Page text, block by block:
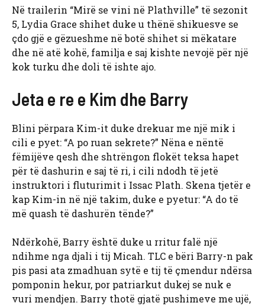
Në trailerin “Mirë se vini në Plathville” të sezonit
5, Lydia Grace shihet duke u thënë shikuesve se
çdo gjë e gëzueshme në botë shihet si mëkatare
dhe në atë kohë, familja e saj kishte nevojë për një
kok turku dhe doli të ishte ajo.
Jeta e re e Kim dhe Barry
Blini përpara Kim-it duke drekuar me një mik i
cili e pyet: “A po ruan sekrete?” Nëna e nëntë
fëmijëve qesh dhe shtrëngon flokët teksa hapet
për të dashurin e saj të ri, i cili ndodh të jetë
instruktori i fluturimit i Issac Plath. Skena tjetër e
kap Kim-in në një takim, duke e pyetur: “A do të
më quash të dashurën tënde?”
Ndërkohë, Barry është duke u rritur falë një
ndihme nga djali i tij Micah. TLC e bëri Barry-n pak
pis pasi ata zmadhuan sytë e tij të çmendur ndërsa
pomponin hekur, por patriarkut dukej se nuk e
vuri mendjen. Barry thotë gjatë pushimeve me ujë,